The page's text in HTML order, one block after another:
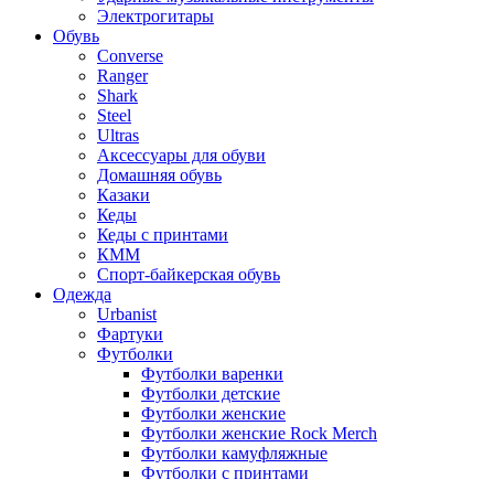
Электрогитары
Обувь
Converse
Ranger
Shark
Steel
Ultras
Аксессуары для обуви
Домашняя обувь
Казаки
Кеды
Кеды с принтами
КММ
Спорт-байкерская обувь
Одежда
Urbanist
Фартуки
Футболки
Футболки варенки
Футболки детские
Футболки женские
Футболки женские Rock Merch
Футболки камуфляжные
Футболки с принтами